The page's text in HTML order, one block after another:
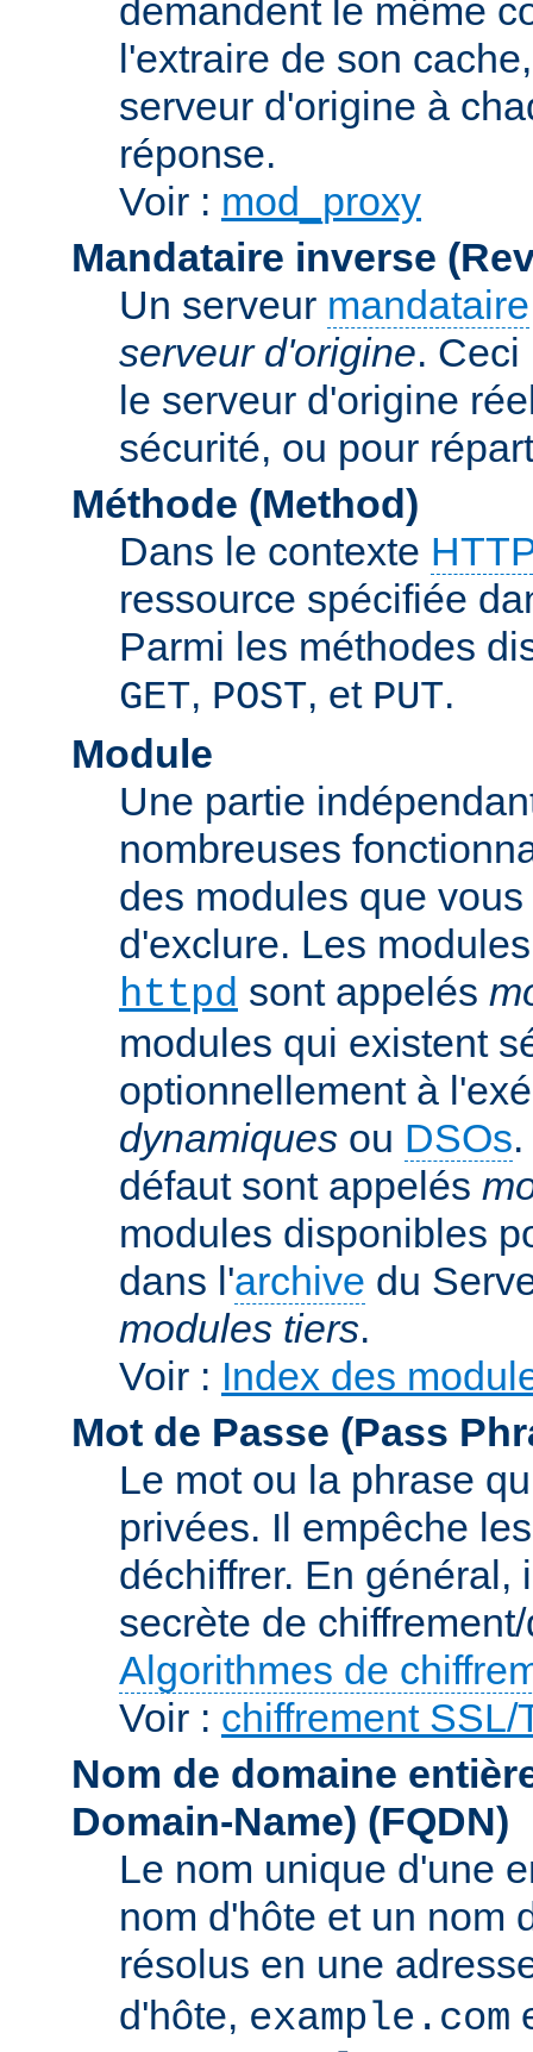
demandent le même
l'extraire de son
serveur d'origine à
réponse.
Voir : mod_proxy
Mandataire inverse
Un serveur mandataire
serveur d'origine.
le serveur d'origine
sécurité, ou pour
Méthode (Method)
Dans le contexte HTTP
ressource spécifiée
Parmi les méthodes
GET, POST, et PUT.
Module
Une partie
nombreuses
des modules que
d'exclure. Les
httpd sont appelés
modules qui existent
optionnellement à
dynamiques ou DSOs
défaut sont appelés
modules disponibles
dans l'archive du
modules tiers.
Voir : Index des
Mot de Passe (Pass
Le mot ou la phrase
privées. Il empêche
déchiffrer. En général,
secrète de
Algorithmes de
Voir : chiffrement SSL/
Nom de domaine
Domain-Name) (FQDN)
Le nom unique d'une
nom d'hôte et un nom
résolus en une
d'hôte, example.com